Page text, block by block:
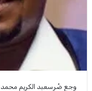
وجع ضُرسعبد الكريم محمد